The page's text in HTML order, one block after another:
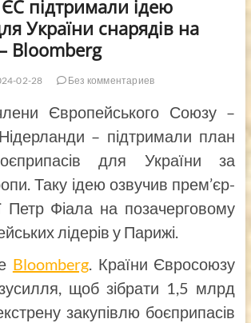
ЄС підтримали ідею
України снарядів на
Bloomberg
02-28 Без комментариев
Європейського Союзу –
– підтримали план
для України за
Таку ідею озвучив прем’єр-
Петр Фіала на позачерговому
лідерів у Парижі.
Bloomberg. Країни Євросоюзу
щоб зібрати 1,5 млрд
закупівлю боєприпасів